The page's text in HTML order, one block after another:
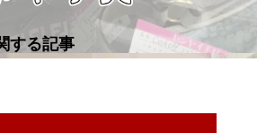
する記事